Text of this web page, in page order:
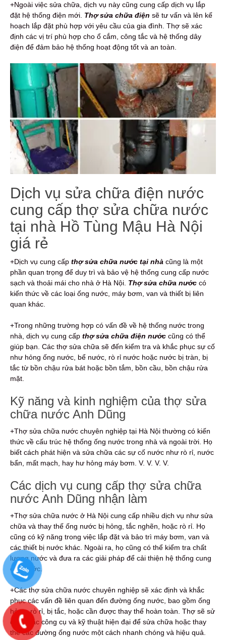
+Ngoài việc sửa chữa, dịch vụ này cũng cung cấp dịch vụ lắp
đặt hệ thống điện mới. Thợ sửa chữa điện sẽ tư vấn và lên kế
hoạch lắp đặt phù hợp với yêu cầu của gia đình. Thợ sẽ xác
định các vị trí phù hợp cho ổ cắm, công tắc và hệ thống dây
điện để đảm bảo hệ thống hoạt động tốt và an toàn.
Dịch vụ sửa chữa điện nước
cung cấp thợ sửa chữa nước
tại nhà Hồ Tùng Mậu Hà Nội
giá rẻ
+Dịch vụ cung cấp thợ sửa chữa nước tại nhà cũng là một
phần quan trọng để duy trì và bảo vệ hệ thống cung cấp nước
sạch và thoải mái cho nhà ở Hà Nội. Thợ sửa chữa nước có
kiến thức về các loại ống nước, máy bơm, van và thiết bị liên
quan khác.
+Trong những trường hợp có vấn đề về hệ thống nước trong
nhà, dịch vụ cung cấp thợ sửa chữa điện nước cũng có thể
giúp bạn. Các thợ sửa chữa sẽ đến kiểm tra và khắc phục sự cố
như hỏng ống nước, bể nước, rò rỉ nước hoặc nước bị tràn, bị
tắc từ bồn chậu rửa bát hoặc bồn tắm, bồn cầu, bồn chậu rửa
mặt.
Kỹ năng và kinh nghiệm của thợ sửa
chữa nước Anh Dũng
+Thợ sửa chữa nước chuyên nghiệp tại Hà Nội thường có kiến
thức về cấu trúc hệ thống ống nước trong nhà và ngoài trời. Họ
biết cách phát hiện và sửa chữa các sự cố nước như rò rỉ, nước
bẩn, mất mạch, hay hư hỏng máy bơm. V. V. V. V.
Các dịch vụ cung cấp thợ sửa chữa
nước Anh Dũng nhận làm
+Thợ sửa chữa nước ở Hà Nội cung cấp nhiều dịch vụ như sửa
chữa và thay thế ống nước bị hỏng, tắc nghẽn, hoặc rò rỉ. Họ
cũng có kỹ năng trong việc lắp đặt và bảo trì máy bơm, van và
các thiết bị nước khác. Ngoài ra, họ cũng có thể kiểm tra chất
lượng nước và đưa ra các giải pháp để cải thiện hệ thống cung
cấp nước.
+Các thợ sửa chữa nước chuyên nghiệp sẽ xác định và khắc
phục các vấn đề liên quan đến đường ống nước, bao gồm ống
hỏng, rò rỉ, bị tắc, hoặc cần được thay thế hoàn toàn. Thợ sẽ sử
dụng các công cụ và kỹ thuật hiện đại để sửa chữa hoặc thay
thế các đường ống nước một cách nhanh chóng và hiệu quả.